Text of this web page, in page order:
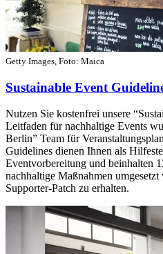
Getty Images, Foto: Maica
Sustainable Event
Nutzen Sie kostenfrei unsere
Leitfaden für nachhaltige Events
Berlin” Team für
Guidelines dienen Ihnen als
Eventvorbereitung und beinhalten
nachhaltige Maßnahmen
Supporter-Patch zu erhalten.